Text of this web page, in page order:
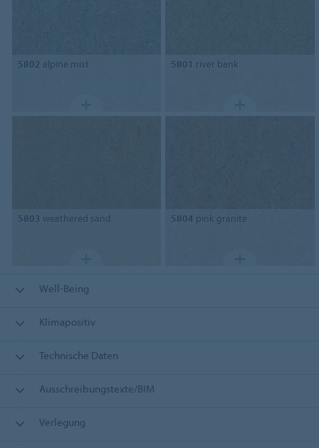
5802 alpine mist 5801 river bank
5803 weathered sand 5804 pink granite
Well-Being
Klimapositiv
Technische Daten
Ausschreibungstexte/BIM
Verlegung